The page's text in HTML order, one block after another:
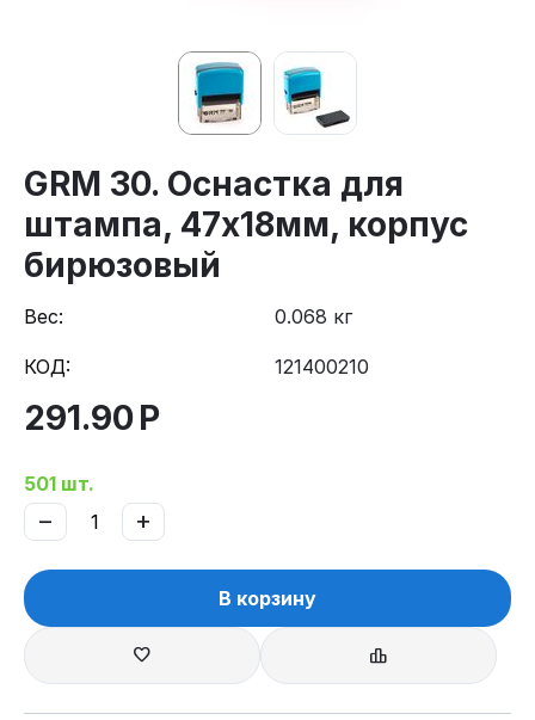
GRM 30. Оснастка для
штампа, 47х18мм, корпус
бирюзовый
Вес: 0.068 кг
КОД: 121400210
291.90Р
501 шт.
+
−
В корзину